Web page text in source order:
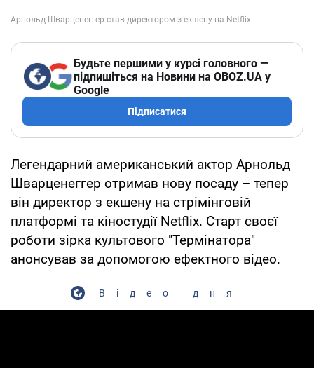
Будьте першими у курсі головного —
підпишіться на Новини на OBOZ.UA у
Google
Підписатися
Легендарний американський актор Арнольд
Шварценеггер отримав нову посаду – тепер
він директор з екшену на стрімінговій
платформі та кіностудії Netflix. Старт своєї
роботи зірка культового "Термінатора"
анонсував за допомогою ефектного відео.
Відео дня